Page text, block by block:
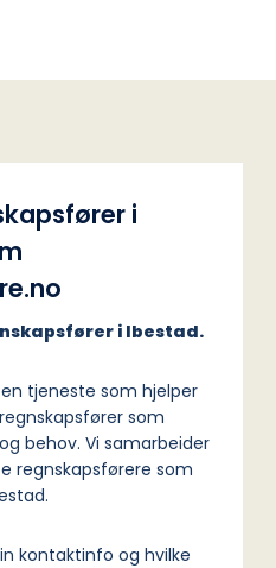
i
i Ibestad.
tjeneste som hjelper
som
behov. Vi samarbeider
regnskapsførere som
kontaktinfo og hvilke